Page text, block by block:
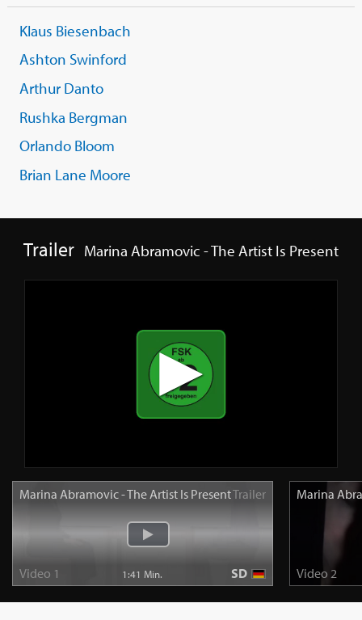
Klaus Biesenbach
Ashton Swinford
Arthur Danto
Rushka Bergman
Orlando Bloom
Brian Lane Moore
Trailer Marina Abramovic - The Artist Is Present
Marina Abramovic - The Artist Is PresentTrailer
Video 1 1:41 Min. SD
Marina
Video 2